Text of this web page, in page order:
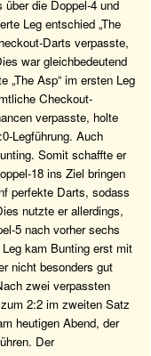
die Doppel-4 und
Leg entschied „The
Darts verpasste,
war gleichbedeutend
„The Asp“ im ersten Leg
Checkout-
verpasste, holte
Legführung. Auch
Somit schaffte er
18 ins Ziel bringen
perfekte Darts, sodass
nutzte er allerdings,
5 nach vorher sechs
kam Bunting erst mit
nicht besonders gut
zwei verpassten
2:2 im zweiten Satz
heutigen Abend, der
Der